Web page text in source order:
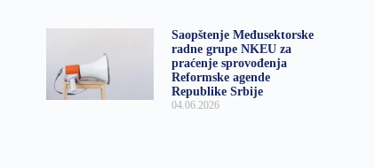
Saopštenje Međusektorske
radne grupe NKEU za
praćenje sprovođenja
Reformske agende
Republike Srbije
04.06.2026